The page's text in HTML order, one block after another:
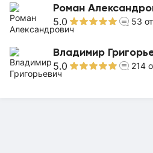
Роман
5.0 53
Владимир
5.0 214